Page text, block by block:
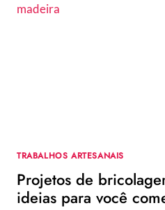
TRABALHOS ARTESANAIS
Projetos de
ideias para você